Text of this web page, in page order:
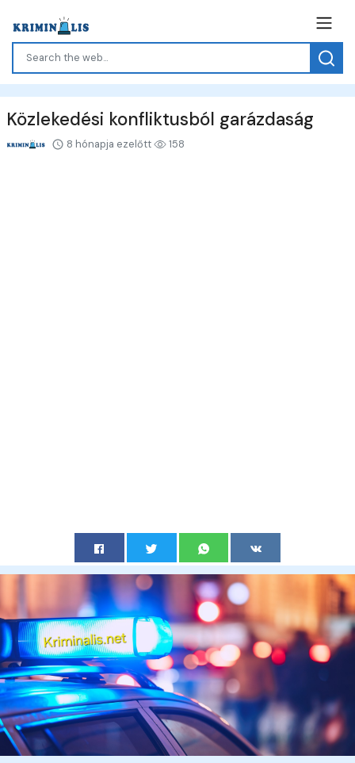
Közlekedési konfliktusból garázdaság
8 hónapja ezelőtt 158